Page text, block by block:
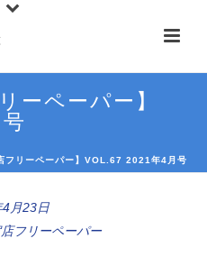
ーペーパー】
フリーペーパー】VOL.67 2021年4月号
月23日
フリーペーパー